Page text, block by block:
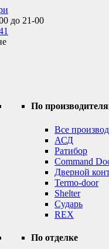
до 21-00
По
Все
АСД
Ратибор
Command
Дверной
Termo-door
Shelter
Сударь
REX
По отделке